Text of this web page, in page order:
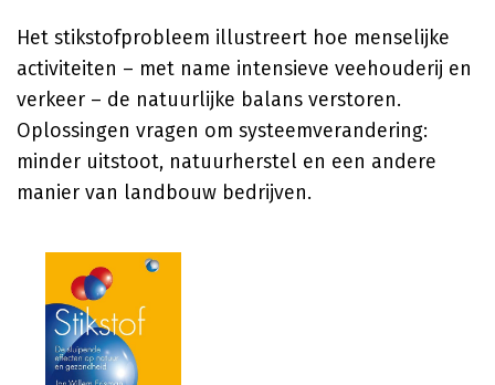
Het stikstofprobleem illustreert hoe menselijke
activiteiten – met name intensieve veehouderij en
verkeer – de natuurlijke balans verstoren.
Oplossingen vragen om systeemverandering:
minder uitstoot, natuurherstel en een andere
manier van landbouw bedrijven.